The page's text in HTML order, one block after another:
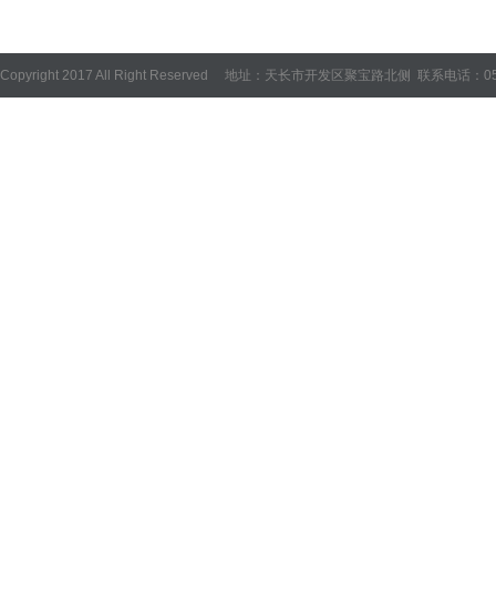
Copyright 2017 All Right Reserved 地址：天长市开发区聚宝路北侧 联系电话